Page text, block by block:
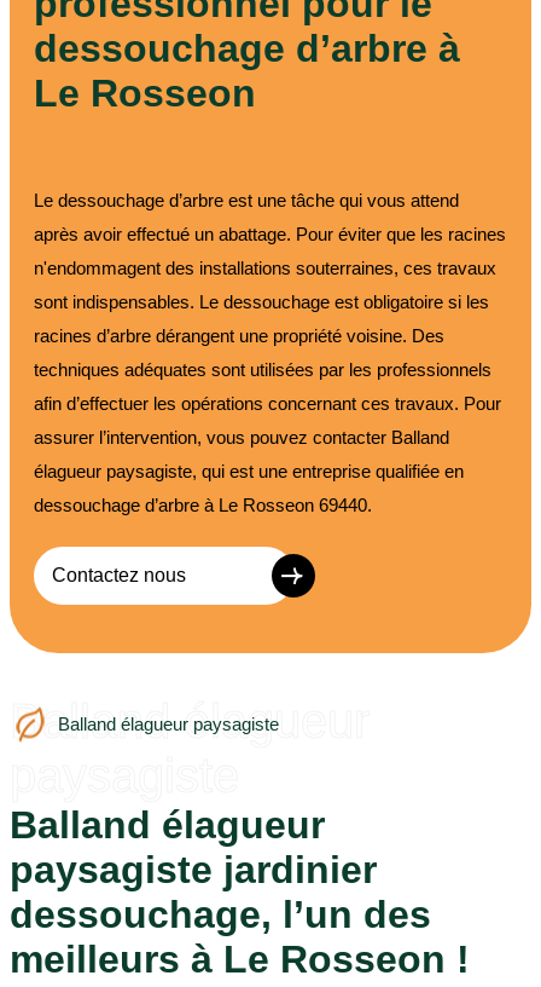
dessouchage d’arbre à
Le Rosseon
Le dessouchage d’arbre est une tâche qui vous attend
après avoir effectué un abattage. Pour éviter que les racines
n'endommagent des installations souterraines, ces travaux
sont indispensables. Le dessouchage est obligatoire si les
racines d’arbre dérangent une propriété voisine. Des
techniques adéquates sont utilisées par les professionnels
afin d’effectuer les opérations concernant ces travaux. Pour
assurer l’intervention, vous pouvez contacter Balland
élagueur paysagiste, qui est une entreprise qualifiée en
dessouchage d’arbre à Le Rosseon 69440.
Contactez nous
Balland élagueur paysagiste
Balland élagueur
Balland élagueur
paysagiste jardinier
dessouchage, l’un des
meilleurs à Le Rosseon !